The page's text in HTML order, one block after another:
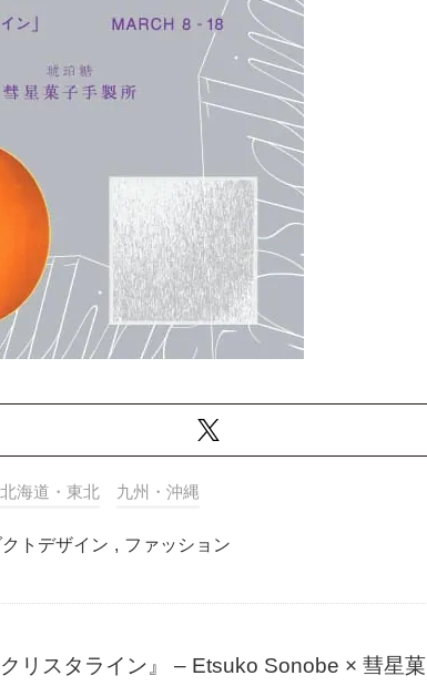
北海道・東北 九州・沖縄
トデザイン , ファッション
リスタライン』 – Etsuko Sonobe × 彗星菓